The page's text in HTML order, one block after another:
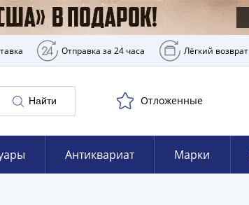
Отправка за 24 часа Лёгкий возврат
Найти Отложенные
Антиквариат Марки